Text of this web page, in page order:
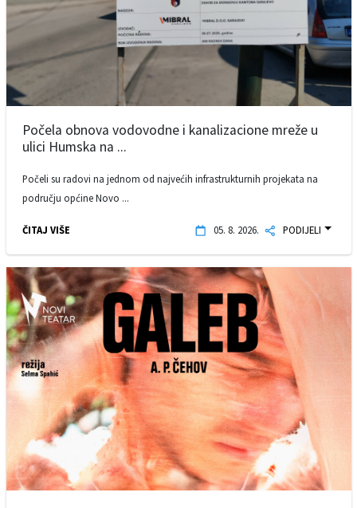
Počela obnova vodovodne i kanalizacione mreže u
ulici Humska na ...
Počeli su radovi na jednom od najvećih infrastrukturnih projekata na
području općine Novo ...
ČITAJ VIŠE 05. 8. 2026. PODIJELI